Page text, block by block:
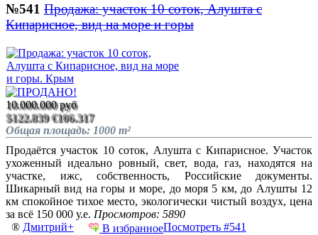
№541 Продажа: участок 10 соток, Алушта с
Кипарисное, вид на море и горы
10.000.000 руб
$122.839 €106.317
Общая площадь: 1000 m²
Продаётся участок 10 соток, Алушта с Кипарисное. Участок
ухоженный идеально ровный, свет, вода, газ, находятся на
участке, ижс, собственность, Российские документы.
Шикарный вид на горы и море, до моря 5 км, до Алушты 12
км спокойное тихое место, экологически чистый воздух, цена
за всё 150 000 у.е. Просмотров: 5890
® Дмитрий+ В избранноеПосмотреть #541